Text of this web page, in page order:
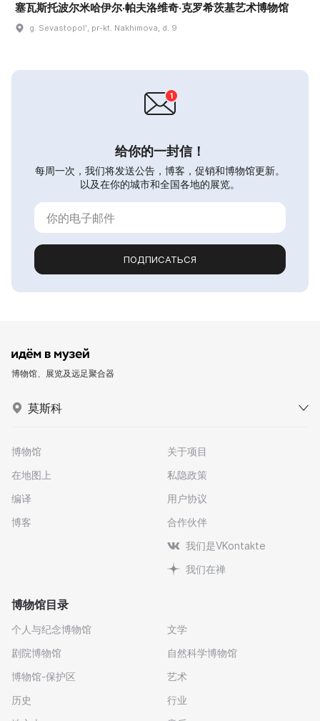
塞瓦斯托波尔米哈伊尔·帕夫洛维奇·克罗希茨基艺术博物馆
g. Sevastopolʹ, pr-kt. Nakhimova, d. 9
给你的一封信！
每周一次，我们将发送公告，博客，促销和博物馆更新。
以及在你的城市和全国各地的展览。
ПОДПИСАТЬСЯ
博物馆、展览及远足聚合器
莫斯科
博物馆
在地图上
编译
博客
关于项目
私隐政策
用户协议
合作伙伴
我们是VKontakte
我们在禅
博物馆目录
个人与纪念博物馆
剧院博物馆
博物馆-保护区
历史
文学
自然科学博物馆
艺术
行业